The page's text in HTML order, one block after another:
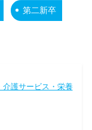
第二新卒
介護サービス・栄養